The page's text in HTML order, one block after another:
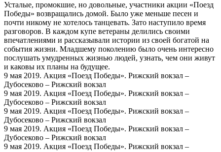
Усталые, промокшие, но довольные, участники акции «Поезд
Победы» возвращались домой. Было уже меньше песен и
почти никому не хотелось танцевать. Зато наступило время
разговоров. В каждом купе ветераны делились своими
впечатлениями и рассказывали истории из своей богатой на
события жизни. Младшему поколению было очень интересно
послушать умудренных жизнью людей, узнать, чем они живут
и каковы их планы на будущее.
9 мая 2019. Акция «Поезд Победы». Рижский вокзал –
Дубосеково – Рижский вокзал
9 мая 2019. Акция «Поезд Победы». Рижский вокзал –
Дубосеково – Рижский вокзал
9 мая 2019. Акция «Поезд Победы». Рижский вокзал –
Дубосеково – Рижский вокзал
9 мая 2019. Акция «Поезд Победы». Рижский вокзал –
Дубосеково – Рижский вокзал
9 мая 2019. Акция «Поезд Победы». Рижский вокзал –